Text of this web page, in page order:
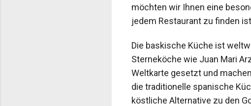
möchten wir Ihnen eine
jedem Restaurant zu finden
Die baskische Küche ist
Sterneköche wie Juan Mari
Weltkarte gesetzt und
die traditionelle spanische
köstliche Alternative zu den